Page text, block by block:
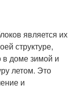
является их
структуре,
в доме зимой и
летом. Это
и